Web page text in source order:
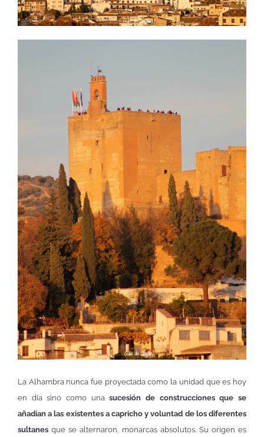
La Alhambra nunca fue proyectada como la unidad que es hoy
en día sino como unasucesión de construcciones que se
añadían a las existentes a capricho y voluntad de los diferentes
sultanes que se alternaron, monarcas absolutos. Su origen es